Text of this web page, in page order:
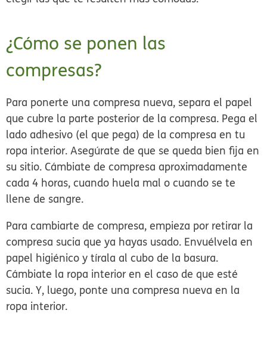
¿Cómo se ponen las
compresas?
Para ponerte una compresa nueva, separa el papel
que cubre la parte posterior de la compresa. Pega el
lado adhesivo (el que pega) de la compresa en tu
ropa interior. Asegúrate de que se queda bien fija en
su sitio. Cámbiate de compresa aproximadamente
cada 4 horas, cuando huela mal o cuando se te
llene de sangre.
Para cambiarte de compresa, empieza por retirar la
compresa sucia que ya hayas usado. Envuélvela en
papel higiénico y tírala al cubo de la basura.
Cámbiate la ropa interior en el caso de que esté
sucia. Y, luego, ponte una compresa nueva en la
ropa interior.